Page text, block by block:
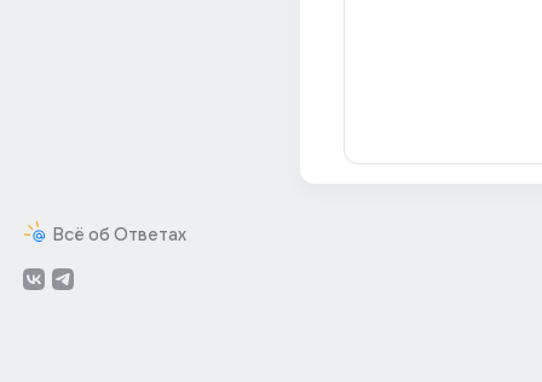
Всё об Ответах